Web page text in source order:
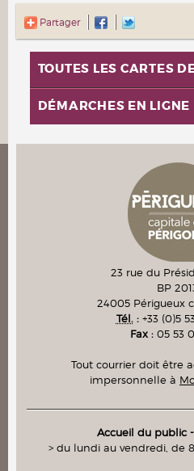
Partager
TOUTES LES CARTES
DÉMARCHES EN LIGNE
23 rue du
BP
24005 Périgueux
Tél. : +33 (0)5
Fax : 05 53
Tout courrier doit être
impersonnelle à
Accueil du public
> du lundi au vendredi, de